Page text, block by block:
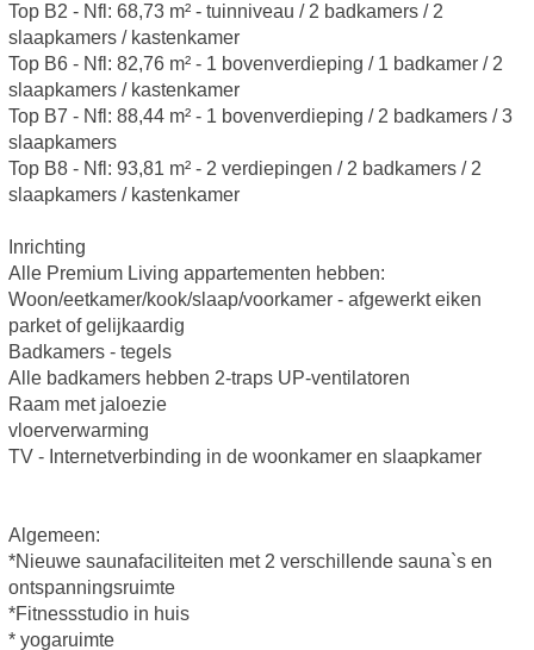
Top B2 - Nfl: 68,73 m² - tuinniveau / 2 badkamers / 2
slaapkamers / kastenkamer
Top B6 - Nfl: 82,76 m² - 1 bovenverdieping / 1 badkamer / 2
slaapkamers / kastenkamer
Top B7 - Nfl: 88,44 m² - 1 bovenverdieping / 2 badkamers / 3
slaapkamers
Top B8 - Nfl: 93,81 m² - 2 verdiepingen / 2 badkamers / 2
slaapkamers / kastenkamer
Inrichting
Alle Premium Living appartementen hebben:
Woon/eetkamer/kook/slaap/voorkamer - afgewerkt eiken
parket of gelijkaardig
Badkamers - tegels
Alle badkamers hebben 2-traps UP-ventilatoren
Raam met jaloezie
vloerverwarming
TV - Internetverbinding in de woonkamer en slaapkamer
Algemeen:
*Nieuwe saunafaciliteiten met 2 verschillende sauna`s en
ontspanningsruimte
*Fitnessstudio in huis
* yogaruimte